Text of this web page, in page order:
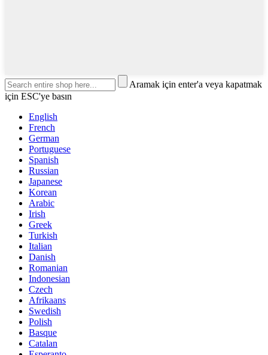
Aramak için enter'a veya kapatmak
için ESC'ye basın
English
French
German
Portuguese
Spanish
Russian
Japanese
Korean
Arabic
Irish
Greek
Turkish
Italian
Danish
Romanian
Indonesian
Czech
Afrikaans
Swedish
Polish
Basque
Catalan